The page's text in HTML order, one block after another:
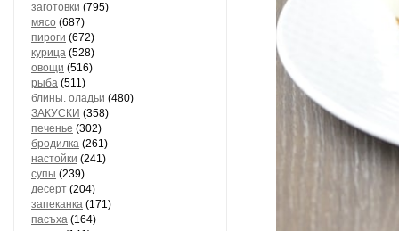
заготовки (795)
мясо (687)
пироги (672)
курица (528)
овощи (516)
рыба (511)
блины. оладьи (480)
ЗАКУСКИ (358)
печенье (302)
бродилка (261)
настойки (241)
супы (239)
десерт (204)
запеканка (171)
пасъха (164)